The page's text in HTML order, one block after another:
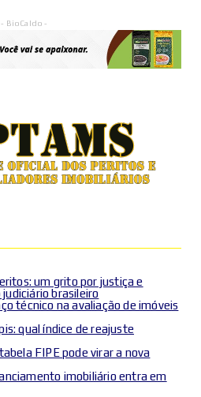
- BioCaldo -
um grito por justiça e
brasileiro
técnico na avaliação de imóveis
qual índice de reajuste
FIPE pode virar a nova
imobiliário entra em